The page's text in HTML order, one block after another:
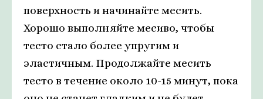
поверхность и начинайте месить.
Хорошо выполняйте месиво, чтобы
тесто стало более упругим и
эластичным. Продолжайте месить
тесто в течение около 10-15 минут, пока